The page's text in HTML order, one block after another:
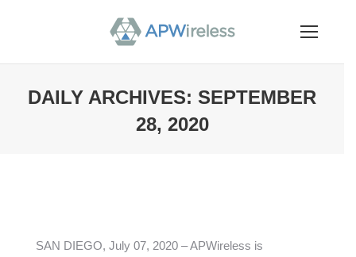
DAILY ARCHIVES: SEPTEMBER
28, 2020
SAN DIEGO, July 07, 2020 – APWireless is